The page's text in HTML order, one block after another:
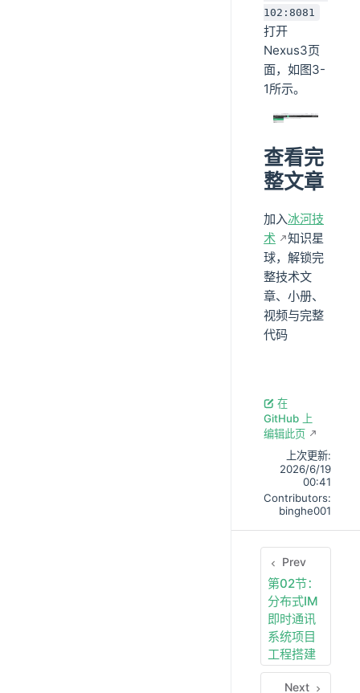
102:8081
打开
Nexus3页
面，如图3-
1所示。
查看完
整文章
加入冰河技
术
知识星
球，解锁完
整技术文
章、小册、
视频与完整
代码
在
GitHub 上
编辑此页
上次更新:
2026/6/19
00:41
Contributors:
binghe001
Prev
第02节：
分布式IM
即时通讯
系统项目
工程搭建
Next